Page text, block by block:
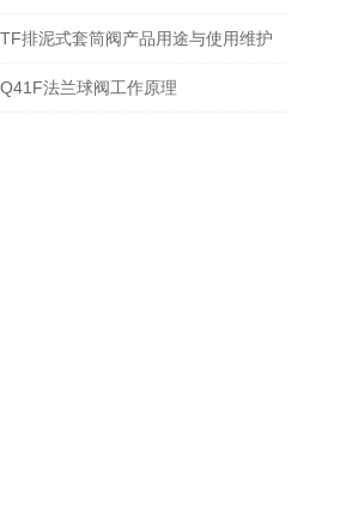
TF排泥式套筒阀产品用途与使用维护
Q41F法兰球阀工作原理